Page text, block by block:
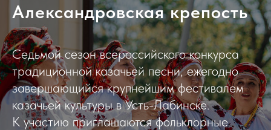
Александровская крепость
Седьмой сезон всероссийского конкурса
традиционной казачьей песни, ежегодно
завершающийся крупнейшим фестивалем
казачьей культуры в Усть-Лабинске.
К участию приглашаются фольклорные